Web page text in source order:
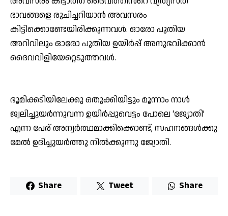
ഭാവങ്ങളെ രുചിച്ചറിയാന്‍ അവസരം
കിട്ടിക്കൊണ്ടേയിരിക്കുന്നവള്‍. ഓരോ പുതിയ
അറിവിലും ഓരോ പുതിയ ഉയിര്‍പ്പ് അനുഭവിക്കാന്‍
ദൈവവിളിയേറ്റെടുത്തവള്‍.
ഭൂമിക്കടിയിലേക്കു ഒതുക്കിയിട്ടും മൂന്നാം നാള്‍
ജ്വലിച്ചുയര്‍ന്നുവന്ന ഉയിര്‍പ്പുവെട്ടം പോലെ ‘ജ്യോതി’
എന്ന പേര് അന്വര്‍ത്ഥമാക്കിക്കൊണ്ട്, സഹനങ്ങള്‍ക്കു
മേല്‍ ഉദിച്ചുയര്‍ത്തു നില്‍ക്കുന്നു ജ്യോതി.
Share Tweet Share